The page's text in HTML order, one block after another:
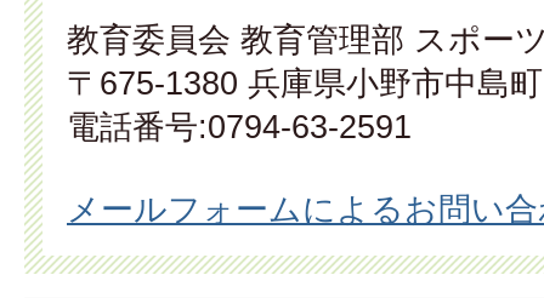
教育委員会 教育管理部 スポー
〒675-1380 兵庫県小野市中島
電話番号:0794-63-2591
メールフォームによるお問い